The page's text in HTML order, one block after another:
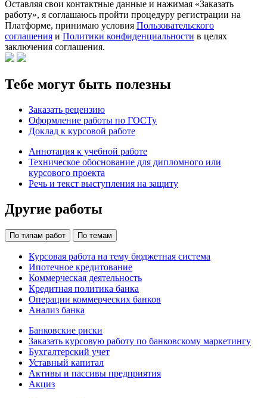
Оставляя свои контактные данные и нажимая «Заказать
работу», я соглашаюсь пройти процедуру регистрации на
Платформе, принимаю условия Пользовательского
соглашения и Политики конфиденциальности в целях
заключения соглашения.
Тебе могут быть полезны
Заказать рецензию
Оформление работы по ГОСТу
Доклад к курсовой работе
Аннотация к учебной работе
Техническое обоснование для дипломного или
курсового проекта
Речь и текст выступления на защиту
Другие работы
По типам работ По темам
Курсовая работа на тему бюджетная система
Ипотечное кредитование
Коммерческая деятельность
Кредитная политика банка
Операции коммерческих банков
Анализ банка
Банковские риски
Заказать курсовую работу по банковскому маркетингу
Бухгалтерский учет
Уставный капитал
Активы и пассивы предприятия
Акциз